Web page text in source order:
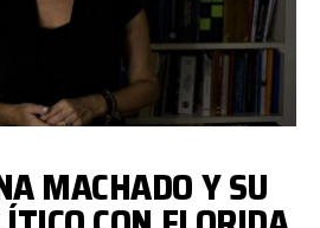
MACHADO Y SU